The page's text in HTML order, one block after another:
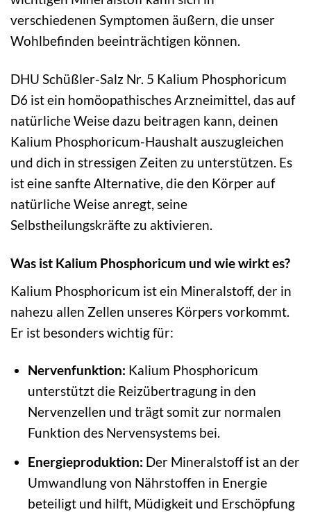
verschiedenen Symptomen äußern, die unser
Wohlbefinden beeinträchtigen können.
DHU Schüßler-Salz Nr. 5 Kalium Phosphoricum
D6 ist ein homöopathisches Arzneimittel, das auf
natürliche Weise dazu beitragen kann, deinen
Kalium Phosphoricum-Haushalt auszugleichen
und dich in stressigen Zeiten zu unterstützen. Es
ist eine sanfte Alternative, die den Körper auf
natürliche Weise anregt, seine
Selbstheilungskräfte zu aktivieren.
Was ist Kalium Phosphoricum und wie wirkt es?
Kalium Phosphoricum ist ein Mineralstoff, der in
nahezu allen Zellen unseres Körpers vorkommt.
Er ist besonders wichtig für:
Nervenfunktion: Kalium Phosphoricum
unterstützt die Reizübertragung in den
Nervenzellen und trägt somit zur normalen
Funktion des Nervensystems bei.
Energieproduktion: Der Mineralstoff ist an der
Umwandlung von Nährstoffen in Energie
beteiligt und hilft, Müdigkeit und Erschöpfung